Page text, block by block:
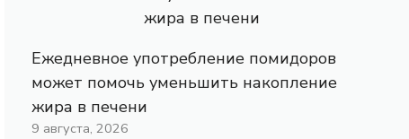
Ежедневное употребление помидоров
может помочь уменьшить накопление
жира в печени
9 августа, 2026